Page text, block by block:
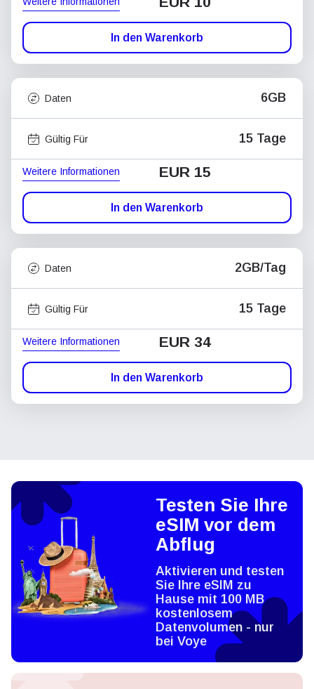
In den Warenkorb
Daten 6GB
Gültig Für 15 Tage
Weitere Informationen EUR 15
In den Warenkorb
Daten 2GB/Tag
Gültig Für 15 Tage
Weitere Informationen EUR 34
In den Warenkorb
Testen Sie Ihre
eSIM vor dem
Abflug
Aktivieren und testen
Sie Ihre eSIM zu
Hause mit 100 MB
kostenlosem
Datenvolumen - nur
bei Voye